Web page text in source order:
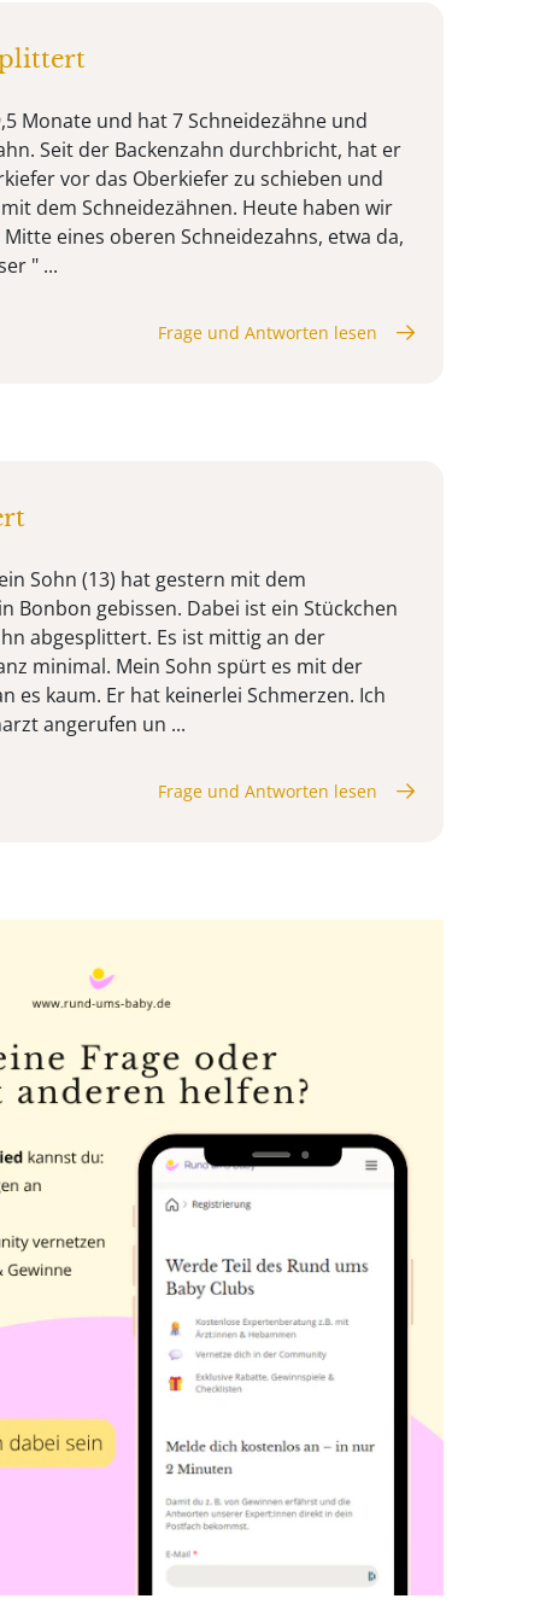
Monate und hat 7 Schneidezähne und
Seit der Backenzahn durchbricht, hat er
vor das Oberkiefer zu schieben und
dem Schneidezähnen. Heute haben wir
eines oberen Schneidezahns, etwa da,
" ...
Frage und Antworten lesen
Sohn (13) hat gestern mit dem
Bonbon gebissen. Dabei ist ein Stückchen
abgesplittert. Es ist mittig an der
minimal. Mein Sohn spürt es mit der
es kaum. Er hat keinerlei Schmerzen. Ich
angerufen un ...
Frage und Antworten lesen